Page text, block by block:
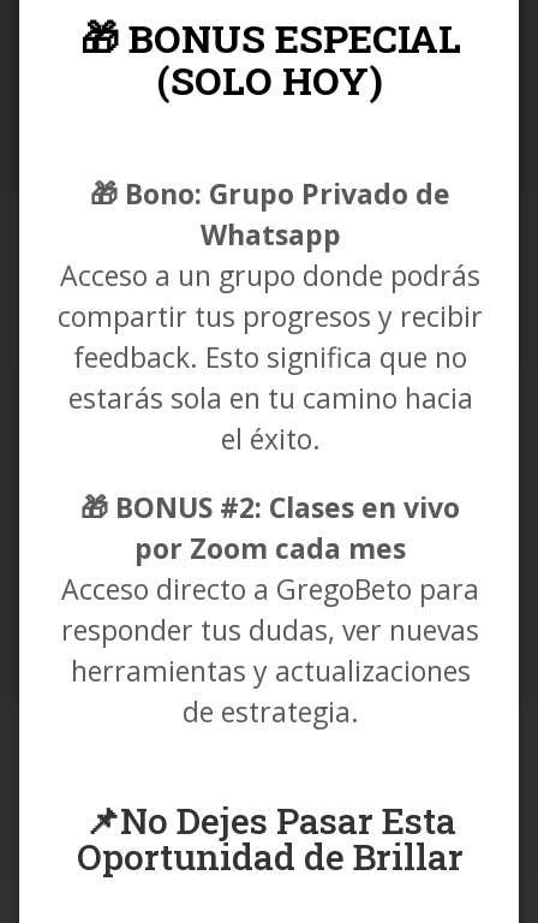
🎁 BONUS ESPECIAL
(SOLO HOY)
🎁 Bono: Grupo Privado de
Whatsapp
Acceso a un grupo donde podrás
compartir tus progresos y recibir
feedback. Esto significa que no
estarás sola en tu camino hacia
el éxito.
🎁 BONUS #2: Clases en vivo
por Zoom cada mes
Acceso directo a GregoBeto para
responder tus dudas, ver nuevas
herramientas y actualizaciones
de estrategia.
📌No Dejes Pasar Esta
Oportunidad de Brillar